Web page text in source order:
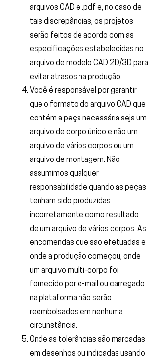
arquivos CAD e .pdf e, no caso de
tais discrepâncias, os projetos
serão feitos de acordo com as
especificações estabelecidas no
arquivo de modelo CAD 2D/3D para
evitar atrasos na produção.
Você é responsável por garantir
que o formato do arquivo CAD que
contém a peça necessária seja um
arquivo de corpo único e não um
arquivo de vários corpos ou um
arquivo de montagem. Não
assumimos qualquer
responsabilidade quando as peças
tenham sido produzidas
incorretamente como resultado
de um arquivo de vários corpos. As
encomendas que são efetuadas e
onde a produção começou, onde
um arquivo multi-corpo foi
fornecido por e-mail ou carregado
na plataforma não serão
reembolsados ​​em nenhuma
circunstância.
Onde as tolerâncias são marcadas
em desenhos ou indicadas usando